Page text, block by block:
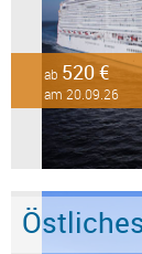
ab 520 €
am 20.09.26